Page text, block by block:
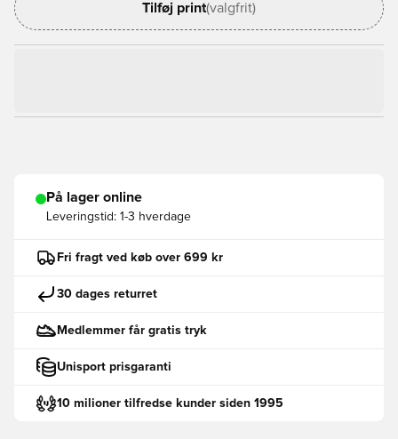
Tilføj print(valgfrit)
På lager online
Leveringstid: 1-3 hverdage
Fri fragt ved køb over 699 kr
30 dages returret
Medlemmer får gratis tryk
Unisport prisgaranti
10 milioner tilfredse kunder siden 1995